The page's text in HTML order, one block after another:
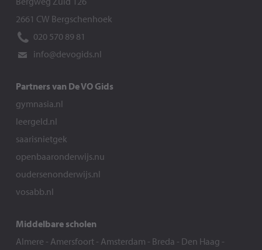
2661 CW Bergschenhoek
020 570 89 81
info@devogids.nl
Partners van De VO Gids
gymnasia.nl
leergeld.nl
saarisnietgek
openbaaronderwijs.nu
oudersenonderwijs.nl
vosabb.nl
Middelbare scholen
Almere - Amersfoort- Amsterdam - Breda - Den Haag -